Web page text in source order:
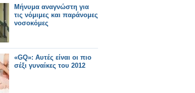
Μήνυμα αναγνώστη για
τις νόμιμες και παράνομες
νοσοκόμες
«GQ»: Αυτές είναι οι πιο
σέξι γυναίκες του 2012